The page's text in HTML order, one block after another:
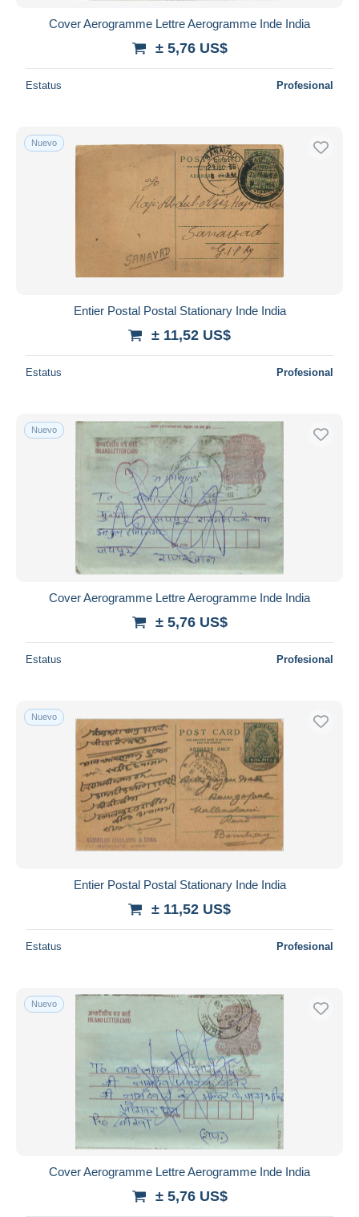
Cover Aerogramme Lettre Aerogramme Inde India
± 5,76 US$
Estatus Profesional
Nuevo
Entier Postal Postal Stationary Inde India
± 11,52 US$
Estatus Profesional
Nuevo
Cover Aerogramme Lettre Aerogramme Inde India
± 5,76 US$
Estatus Profesional
Nuevo
Entier Postal Postal Stationary Inde India
± 11,52 US$
Estatus Profesional
Nuevo
Cover Aerogramme Lettre Aerogramme Inde India
± 5,76 US$